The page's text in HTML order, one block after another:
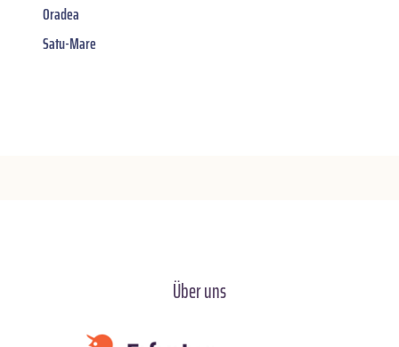
Oradea
Satu-Mare
Über uns